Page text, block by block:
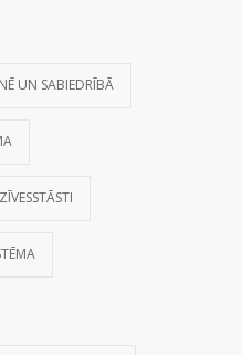
UN SABIEDRĪBĀ